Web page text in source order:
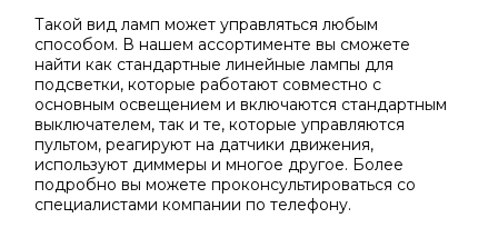
Такой вид ламп может управляться любым
способом. В нашем ассортименте вы сможете
найти как стандартные линейные лампы для
подсветки, которые работают совместно с
основным освещением и включаются стандартным
выключателем, так и те, которые управляются
пультом, реагируют на датчики движения,
используют диммеры и многое другое. Более
подробно вы можете проконсультироваться со
специалистами компании по телефону.